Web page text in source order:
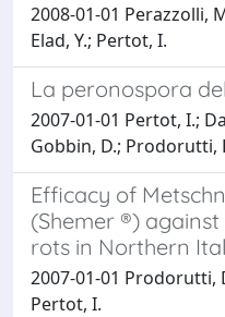
2008-01-01 Perazzolli,
Elad, Y.; Pertot, I.
La peronospora
2007-01-01 Pertot, I.;
Gobbin, D.; Prodorutti,
Efficacy of
(Shemer ®)
rots in Northern
2007-01-01 Prodorutti,
Pertot, I.